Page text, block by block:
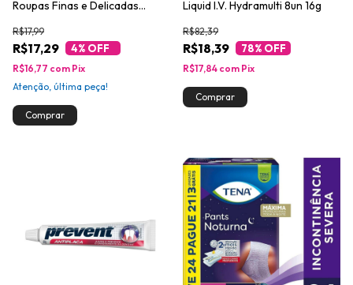
Roupas Finas e Delicadas
R$17,29
R$17,99
4% OFF
R$16,77 com Pix
Atenção, última peça!
Liquid I.V. Hydramulti 8un 16g
R$18,39
R$82,39
78% OFF
R$17,84 com Pix